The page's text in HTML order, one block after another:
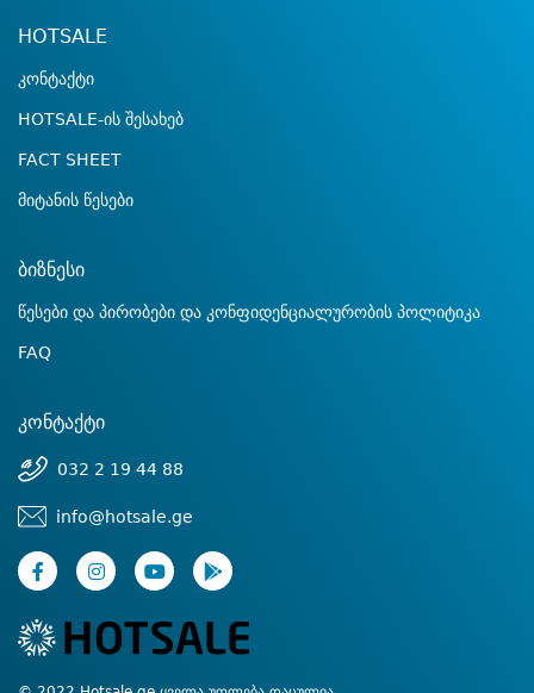
HOTSALE
კონტაქტი
HOTSALE-ის შესახებ
FACT SHEET
მიტანის წესები
ბიზნესი
წესები და პირობები და კონფიდენციალურობის პოლიტიკა
FAQ
კონტაქტი
032 2 19 44 88
info@hotsale.ge